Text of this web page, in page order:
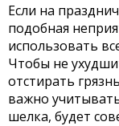
Если на
подобная
использовать
Чтобы не
отстирать
важно
шелка, будет